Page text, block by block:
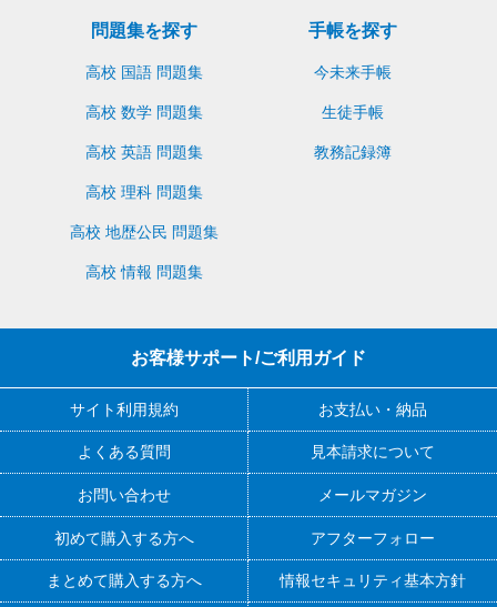
問題集を探す
高校 国語 問題集
高校 数学 問題集
高校 英語 問題集
高校 理科 問題集
高校 地歴公民 問題集
高校 情報 問題集
手帳を探す
今未来手帳
生徒手帳
教務記録簿
お客様サポート/ご利用ガイド
サイト利用規約 お支払い・納品
よくある質問 見本請求について
お問い合わせ メールマガジン
初めて購入する方へ アフターフォロー
まとめて購入する方へ 情報セキュリティ基本方針